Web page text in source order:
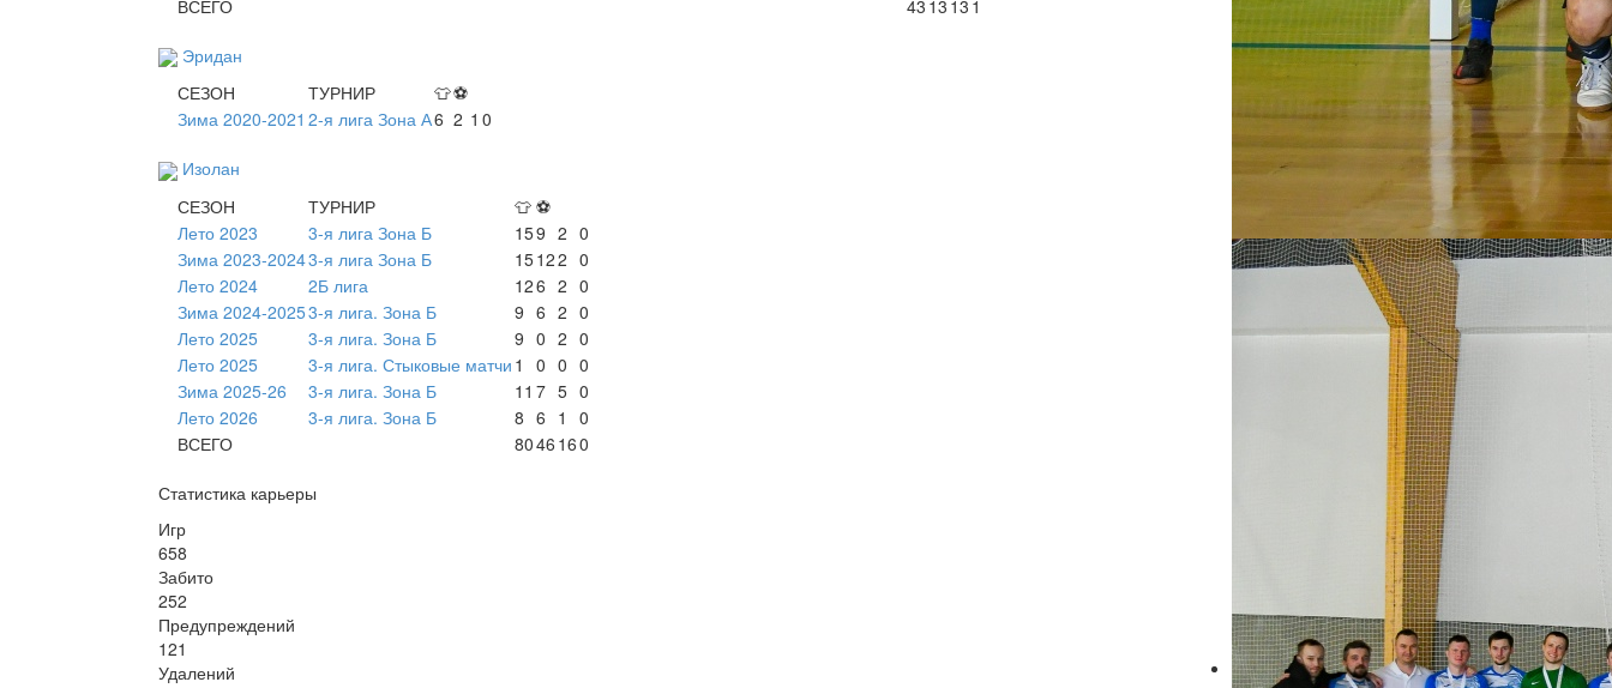
ВСЕГО
43 13 13 1
Эридан
СЕЗОН
ТУРНИР 👕⚽
Зима 2020-2021 2-я лига Зона А6 2 1 0
Изолан
СЕЗОН
ТУРНИР 👕 ⚽
Лето 2023
3-я лига Зона Б 159 2 0
Зима 2023-20243-я лига Зона Б 15122 0
Лето 2024
2Б лига 126 2 0
Зима 2024-20253-я лига. Зона Б 9 6 2 0
Лето 2025
3-я лига. Зона Б 9 0 2 0
Лето 2025
3-я лига. Стыковые матчи 1 0 0 0
Зима 2025-26
3-я лига. Зона Б 11 7 5 0
Лето 2026
3-я лига. Зона Б 8 6 1
0
ВСЕГО
8046 160
Статистика карьеры
Игр
658
Забито
252
Предупреждений
121
Удалений